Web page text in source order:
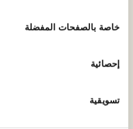
خاصة بالصفحات المفضلة
إحصائية
تسويقية
عالية الجودة فقط في المطاحن
هذه العملية لأدق بروتوكولات